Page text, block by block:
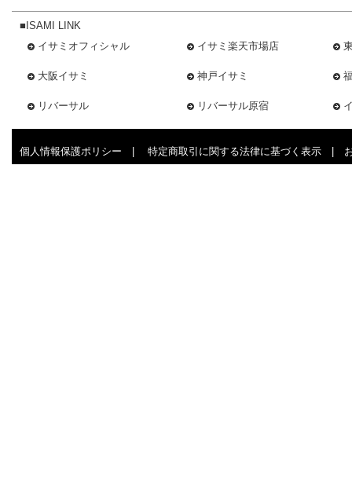
■ISAMI LINK
イサミオフィシャル
イサミ楽天市場店
大阪イサミ 神戸イサミ
リバーサル リバーサル原宿
個人情報保護ポリシー 特定商取引に関する法律に基づく表示